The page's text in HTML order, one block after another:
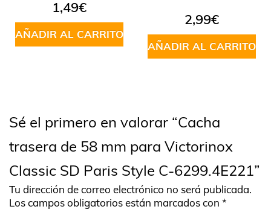
Valorado
en5.00de
5
1,49€
AÑADIR AL CARRITO
2,99€
AÑADIR AL CARRITO
Sé el primero en valorar “Cacha
trasera de 58 mm para Victorinox
Classic SD Paris Style C-6299.4E221”
Tu dirección de correo electrónico no será publicada.
Los campos obligatorios están marcados con *